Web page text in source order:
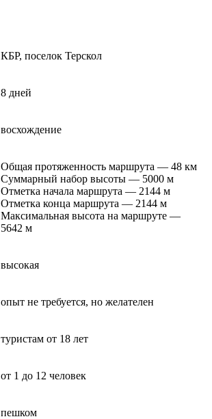
КБР, поселок Терскол
8 дней
восхождение
Общая протяженность маршрута — 48 км
Суммарный набор высоты — 5000 м
Отметка начала маршрута — 2144 м
Отметка конца маршрута — 2144 м
Максимальная высота на маршруте —
5642 м
высокая
опыт не требуется, но желателен
туристам от 18 лет
от 1 до 12 человек
пешком